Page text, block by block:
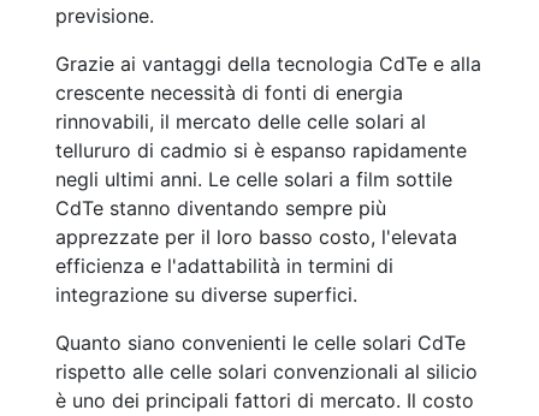
previsione.
Grazie ai vantaggi della tecnologia CdTe e alla
crescente necessità di fonti di energia
rinnovabili, il mercato delle celle solari al
tellururo di cadmio si è espanso rapidamente
negli ultimi anni. Le celle solari a film sottile
CdTe stanno diventando sempre più
apprezzate per il loro basso costo, l'elevata
efficienza e l'adattabilità in termini di
integrazione su diverse superfici.
Quanto siano convenienti le celle solari CdTe
rispetto alle celle solari convenzionali al silicio
è uno dei principali fattori di mercato. Il costo